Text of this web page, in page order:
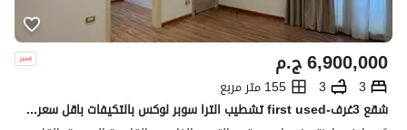
ج.م6,900,000
3
3
155 متر مربع
شقع 3غرف-first used تشطيب الترا سوبر لوكس بالتكيفات باقل سعر في ماونتن فيو اي سيتي التجمع الخامس جاهزه للسكن